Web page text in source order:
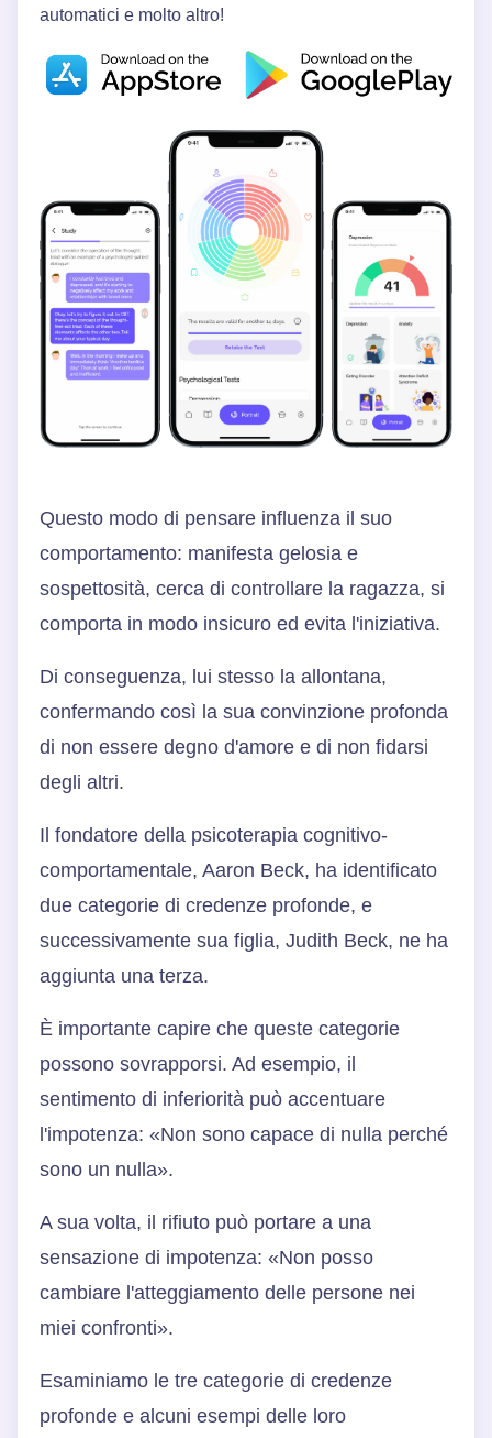
automatici e molto altro!
Questo modo di pensare influenza il suo
comportamento: manifesta gelosia e
sospettosità, cerca di controllare la ragazza, si
comporta in modo insicuro ed evita l'iniziativa.
Di conseguenza, lui stesso la allontana,
confermando così la sua convinzione profonda
di non essere degno d'amore e di non fidarsi
degli altri.
Il fondatore della psicoterapia cognitivo-
comportamentale, Aaron Beck, ha identificato
due categorie di credenze profonde, e
successivamente sua figlia, Judith Beck, ne ha
aggiunta una terza.
È importante capire che queste categorie
possono sovrapporsi. Ad esempio, il
sentimento di inferiorità può accentuare
l'impotenza: «Non sono capace di nulla perché
sono un nulla».
A sua volta, il rifiuto può portare a una
sensazione di impotenza: «Non posso
cambiare l'atteggiamento delle persone nei
miei confronti».
Esaminiamo le tre categorie di credenze
profonde e alcuni esempi delle loro